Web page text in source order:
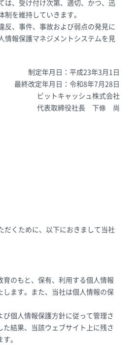
は、受け付け次第、適切、かつ、迅
を維持していきます。
反、事件、事故および弱点の発見に
情報保護マネジメントシステムを見
制定年月日：平成23年3月1日
最終改定年月日：令和8年7月28日
ビットキャッシュ株式会社
代表取締役社長 下條 尚
だくために、以下におきまして当社
のもと、保有、利用する個人情報
ます。また、当社は個人情報の保
個人情報保護方針に従って管理さ
結果、当該ウェブサイト上に残さ
。